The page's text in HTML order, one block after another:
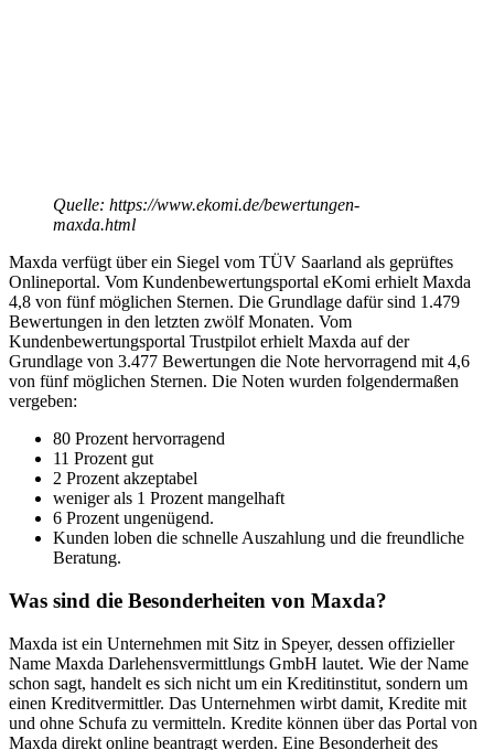
Quelle: https://www.ekomi.de/bewertungen-
maxda.html
Maxda verfügt über ein Siegel vom TÜV Saarland als geprüftes
Onlineportal. Vom Kundenbewertungsportal eKomi erhielt Maxda
4,8 von fünf möglichen Sternen. Die Grundlage dafür sind 1.479
Bewertungen in den letzten zwölf Monaten. Vom
Kundenbewertungsportal Trustpilot erhielt Maxda auf der
Grundlage von 3.477 Bewertungen die Note hervorragend mit 4,6
von fünf möglichen Sternen. Die Noten wurden folgendermaßen
vergeben:
80 Prozent hervorragend
11 Prozent gut
2 Prozent akzeptabel
weniger als 1 Prozent mangelhaft
6 Prozent ungenügend.
Kunden loben die schnelle Auszahlung und die freundliche
Beratung.
Was sind die Besonderheiten von Maxda?
Maxda ist ein Unternehmen mit Sitz in Speyer, dessen offizieller
Name Maxda Darlehensvermittlungs GmbH lautet. Wie der Name
schon sagt, handelt es sich nicht um ein Kreditinstitut, sondern um
einen Kreditvermittler. Das Unternehmen wirbt damit, Kredite mit
und ohne Schufa zu vermitteln. Kredite können über das Portal von
Maxda direkt online beantragt werden. Eine Besonderheit des